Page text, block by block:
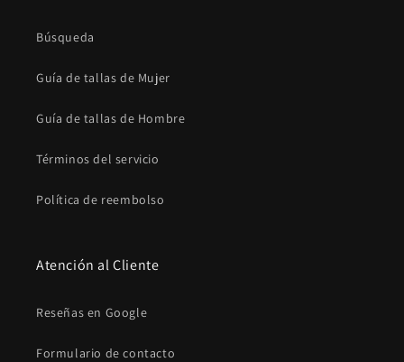
Búsqueda
Guía de tallas de Mujer
Guía de tallas de Hombre
Términos del servicio
Política de reembolso
Atención al Cliente
Reseñas en Google
Formulario de contacto